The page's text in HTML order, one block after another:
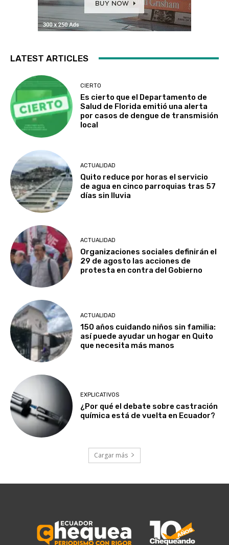
LATEST ARTICLES
CIERTO
Es cierto que el Departamento de
Salud de Florida emitió una alerta
por casos de dengue de transmisión
local
ACTUALIDAD
Quito reduce por horas el servicio
de agua en cinco parroquias tras 57
días sin lluvia
ACTUALIDAD
Organizaciones sociales definirán el
29 de agosto las acciones de
protesta en contra del Gobierno
ACTUALIDAD
150 años cuidando niños sin familia:
así puede ayudar un hogar en Quito
que necesita más manos
EXPLICATIVOS
¿Por qué el debate sobre castración
química está de vuelta en Ecuador?
Cargar más